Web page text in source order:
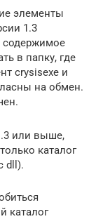
элементы
1.3
содержимое
в папку, где
crysisexe и
на обмен.
или выше,
каталог
dll).
каталог